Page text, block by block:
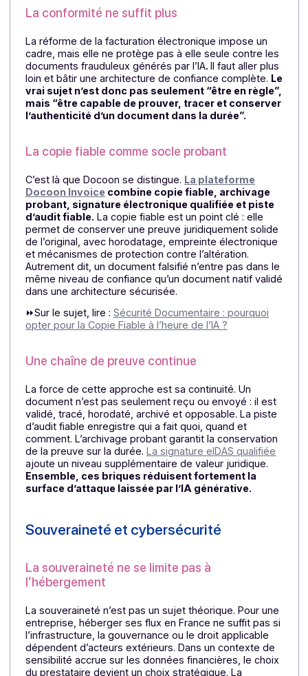
une chaîne de validation court-circuitée. En pratique,
fraude documentaire devient plus rapide, plus
et plus difficile à détecter. Pour un DAF, cela signifie un
risque direct sur les paiements ; pour un DSI, un
sur les systèmes et les flux ; pour l’entreprise, un
risque sur la trésorerie et la confiance.
La confiance doit être architecturée
La conformité ne suffit plus
La réforme de la facturation électronique impose un
cadre, mais elle ne protège pas à elle seule contre
documents frauduleux générés par l’IA. Il faut aller
loin et bâtir une architecture de confiance complète.
vrai sujet n’est donc pas seulement “être en
mais “être capable de prouver, tracer et
l’authenticité d’un document dans la durée”.
La copie fiable comme socle probant
C’est là que Docoon se distingue.La plateforme
probant, signature électronique qualifiée et piste
La copie fiable est un point clé : elle
permet de conserver une preuve juridiquement
de l’original, avec horodatage, empreinte électronique
et mécanismes de protection contre l’altération.
Autrement dit, un document falsifié n’entre pas dans
même niveau de confiance qu’un document natif
dans une architecture sécurisée.
⏩Sur le sujet, lire :Sécurité Documentaire : pourquoi
opter pour la Copie Fiable à l’heure de l’IA ?
Une chaîne de preuve continue
La force de cette approche est sa continuité. Un
document n’est pas seulement reçu ou envoyé : il est
validé, tracé, horodaté, archivé et opposable. La piste
d’audit fiable enregistre qui a fait quoi, quand et
comment. L’archivage probant garantit la conservation
de la preuve sur la durée.La signature eIDAS qualifiée
ajoute un niveau supplémentaire de valeur juridique.
Ensemble, ces briques réduisent fortement la
surface d’attaque laissée par l’IA générative.